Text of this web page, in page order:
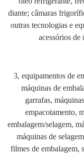
diante; câmaras
outras tecnologias e
acessórios de
3, equipamentos de
máquinas de
garrafas,
empacotamento,
embalagem/selagem,
máquinas de
filmes de embalagem,